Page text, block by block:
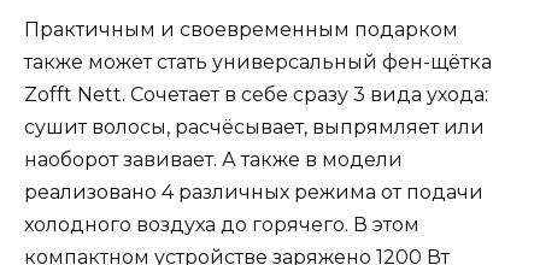
Практичным и своевременным подарком
также может стать универсальный фен-щётка
Zofft Nett. Сочетает в себе сразу 3 вида ухода:
сушит волосы, расчёсывает, выпрямляет или
наоборот завивает. А также в модели
реализовано 4 различных режима от подачи
холодного воздуха до горячего. В этом
компактном устройстве заряжено 1200 Вт